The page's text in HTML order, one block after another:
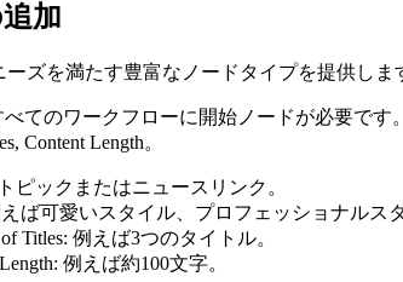
加
ズを満たす豊富なノードタイプを提供しま
べてのワークフローに開始ノードが必要です
Content Length。
ピックまたはニュースリンク。
えば可愛いスタイル、プロフェッショナルス
Titles: 例えば3つのタイトル。
例えば約100文字。